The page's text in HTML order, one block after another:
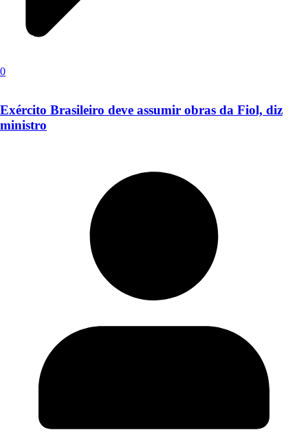
0
Exército Brasileiro deve assumir obras da Fiol, diz
ministro